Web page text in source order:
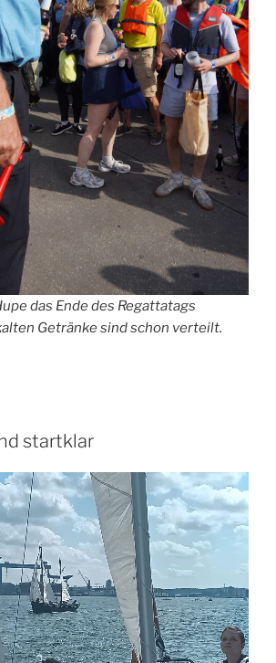
das Ende des Regattatags
Getränke sind schon verteilt.
startklar